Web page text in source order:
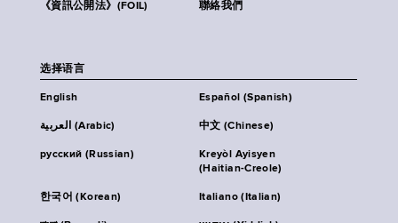
《資訊公開法》(FOIL) 聯絡我們
选择语言
English Español (Spanish)
العربية (Arabic) 中文 (Chinese)
русский (Russian)
Kreyòl Ayisyen
(Haitian-Creole)
한국어 (Korean) Italiano (Italian)